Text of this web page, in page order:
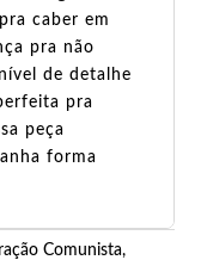
caber em
pra não
de detalhe
pra
peça
forma
Comunista,